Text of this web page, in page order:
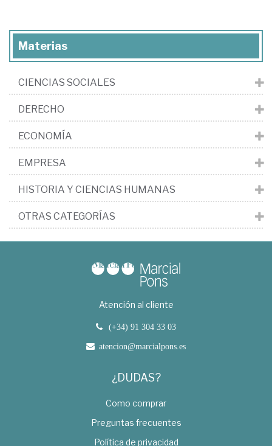
Materias
CIENCIAS SOCIALES
DERECHO
ECONOMÍA
EMPRESA
HISTORIA Y CIENCIAS HUMANAS
OTRAS CATEGORÍAS
Atención al cliente
(+34) 91 304 33 03
atencion@marcialpons.es
¿DUDAS?
Como comprar
Preguntas frecuentes
Política de privacidad